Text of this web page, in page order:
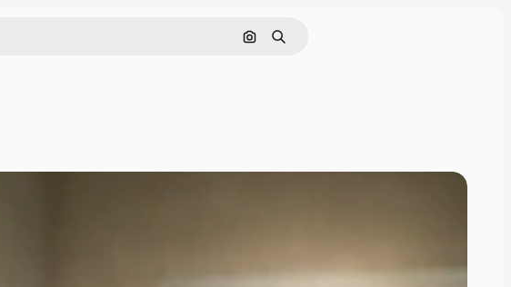
Szukaj według obrazu
Szukaj